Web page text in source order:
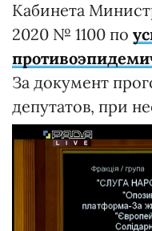
Кабинета
2020 № 1100 по
За документ
депутатов, при